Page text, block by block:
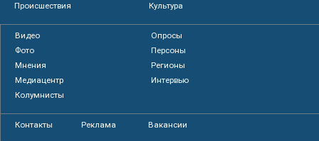
Происшествия
Культура
Видео
Опросы
Фото
Персоны
Мнения
Регионы
Медиацентр
Интервью
Колумнисты
Контакты Реклама Вакансии